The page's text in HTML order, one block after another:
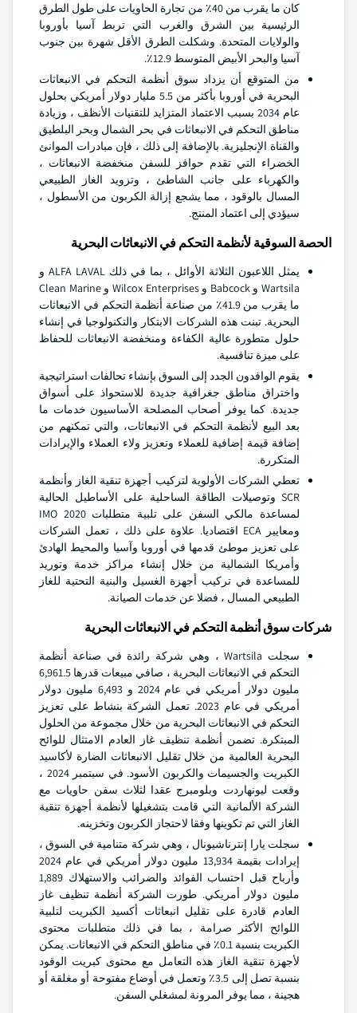
كان ما يقرب من 40٪ من تجارة الحاويات على طول الطرق
الرئيسية بين الشرق والغرب التي تربط آسيا بأوروبا
والولايات المتحدة. وشكلت الطرق الأقل شهرة بين جنوب
آسيا والبحر الأبيض المتوسط 12.9٪.
من المتوقع أن يزداد سوق أنظمة التحكم في الانبعاثات
البحرية في أوروبا بأكثر من 5.5 مليار دولار أمريكي بحلول
عام 2034 بسبب الاعتماد المتزايد للتقنيات الأنظف ، وزيادة
مناطق التحكم في الانبعاثات في بحر الشمال وبحر البلطيق
والقناة الإنجليزية. بالإضافة إلى ذلك ، فإن مبادرات الموانئ
الخضراء التي تقدم حوافز للسفن منخفضة الانبعاثات ،
والكهرباء على جانب الشاطئ ، وتزويد الغاز الطبيعي
المسال بالوقود ، مما يشجع إزالة الكربون من الأسطول ،
سيؤدي إلى اعتماد المنتج.
الحصة السوقية لأنظمة التحكم في الانبعاثات البحرية
يمثل اللاعبون الثلاثة الأوائل ، بما في ذلك ALFA LAVAL و
Wartsila و Babcock و Wilcox Enterprises و Clean Marine
ما يقرب من 41.9٪ من صناعة أنظمة التحكم في الانبعاثات
البحرية. تبنت هذه الشركات الابتكار والتكنولوجيا في إنشاء
حلول متطورة عالية الكفاءة ومنخفضة الانبعاثات للحفاظ
على ميزة تنافسية.
يقوم الوافدون الجدد إلى السوق بإنشاء تحالفات استراتيجية
واختراق مناطق جغرافية جديدة للاستحواذ على أسواق
جديدة. كما يوفر أصحاب المصلحة الأساسيون خدمات ما
بعد البيع لأنظمة التحكم في الانبعاثات، والتي تمكنهم من
إضافة قيمة إضافية للعملاء وتعزيز ولاء العملاء والإيرادات
المتكررة.
تعطي الشركات الأولوية لتركيب أجهزة تنقية الغاز وأنظمة
SCR وتوصيلات الطاقة الساحلية على الأساطيل الحالية
لمساعدة مالكي السفن على تلبية متطلبات IMO 2020
ومعايير ECA اقتصاديا. علاوة على ذلك ، تعمل الشركات
على تعزيز موطئ قدمها في أوروبا وآسيا والمحيط الهادئ
وأمريكا الشمالية من خلال إنشاء مراكز خدمة وتوريد
للمساعدة في تركيب أجهزة الغسيل والبنية التحتية للغاز
الطبيعي المسال ، فضلا عن خدمات الصيانة.
شركات سوق أنظمة التحكم في الانبعاثات البحرية
سجلت Wartsila ، وهي شركة رائدة في صناعة أنظمة
التحكم في الانبعاثات البحرية ، صافي مبيعات قدرها 6,961.5
مليون دولار أمريكي في عام 2024 و 6,493 مليون دولار
أمريكي في عام 2023. تعمل الشركة بنشاط على تعزيز
التحكم في الانبعاثات البحرية من خلال مجموعة من الحلول
المبتكرة. تضمن أنظمة تنظيف غاز العادم الامتثال للوائح
البحرية العالمية من خلال تقليل الانبعاثات الضارة لأكاسيد
الكبريت والجسيمات والكربون الأسود. في سبتمبر 2024 ،
وقعت ليونهاردت وبلومبرج عقدا لثلاث سفن حاويات مع
الشركة الألمانية التي قامت بتشغيلها لأنظمة أجهزة تنقية
الغاز التي تم تكوينها وفقا لاحتجاز الكربون وتخزينه.
سجلت يارا إنترناشيونال ، وهي شركة متنامية في السوق ،
إيرادات بقيمة 13,934 مليون دولار أمريكي في عام 2024
وأرباح قبل احتساب الفوائد والضرائب والاستهلاك 1,889
مليون دولار أمريكي. طورت الشركة أنظمة تنظيف غاز
العادم قادرة على تقليل انبعاثات أكسيد الكبريت لتلبية
اللوائح الأكثر صرامة ، بما في ذلك متطلبات محتوى
الكبريت بنسبة 0.1٪ في مناطق التحكم في الانبعاثات. يمكن
لأجهزة تنقية الغاز هذه التعامل مع محتوى كبريت الوقود
بنسبة تصل إلى 3.5٪ وتعمل في أوضاع مفتوحة أو مغلقة أو
هجينة ، مما يوفر المرونة لمشغلي السفن.